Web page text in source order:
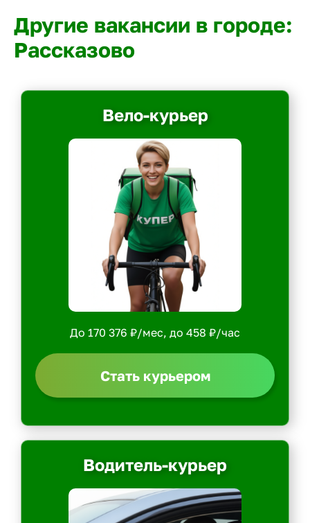
Другие вакансии в городе:
Рассказово
Вело-курьер
До 170 376 ₽/мес, до 458 ₽/час
Стать курьером
Водитель-курьер